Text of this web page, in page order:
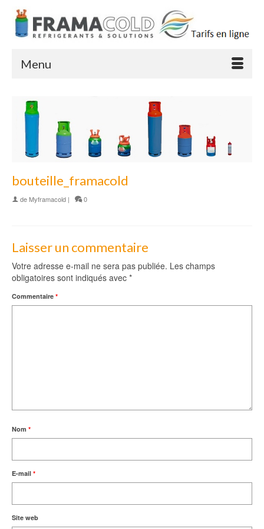
Menu
bouteille_framacold
deMyframacold | 0
Laisser un commentaire
Votre adresse e-mail ne sera pas publiée. Les champs
obligatoires sont indiqués avec *
Commentaire *
Nom *
E-mail *
Site web